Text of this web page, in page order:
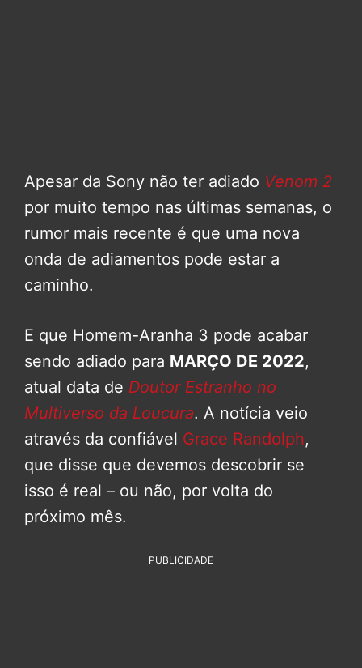
Apesar da Sony não ter adiado Venom 2
por muito tempo nas últimas semanas, o
rumor mais recente é que uma nova
onda de adiamentos pode estar a
caminho.
E que Homem-Aranha 3 pode acabar
sendo adiado para MARÇO DE 2022,
atual data de Doutor Estranho no
Multiverso da Loucura. A notícia veio
através da confiável Grace Randolph,
que disse que devemos descobrir se
isso é real – ou não, por volta do
próximo mês.
PUBLICIDADE